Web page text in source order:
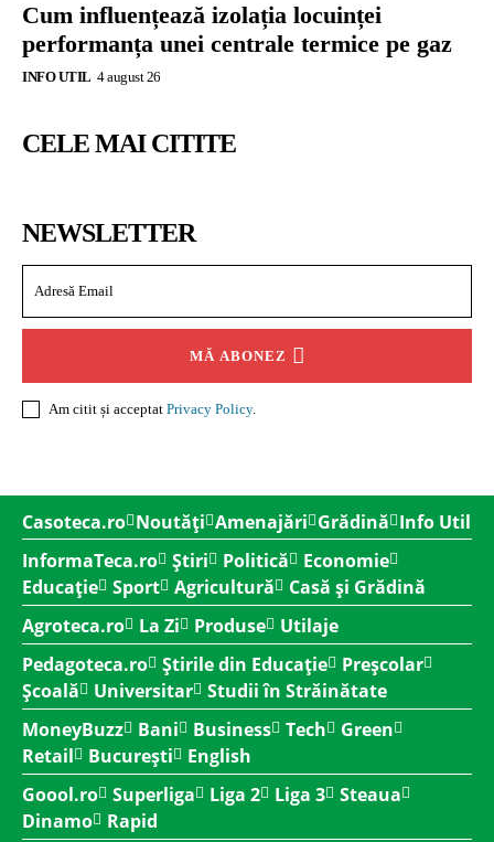
Cum influențează izolația locuinței
performanța unei centrale termice pe gaz
INFO UTIL 4 august 26
CELE MAI CITITE
NEWSLETTER
MĂ ABONEZ
Am citit și acceptat Privacy Policy.
Casoteca.ro Noutăți Amenajări Grădină Info Util
InformaTeca.ro Știri Politică
Economie
Educație Sport Agricultură
Casă și Grădină
Agroteca.ro
La Zi Produse
Utilaje
Pedagoteca.ro Știrile din Educație
Preșcolar
Școală
Universitar Studii în Străinătate
MoneyBuzz
Bani Business Tech
Green
Retail
București
English
Goool.ro Superliga Liga 2 Liga 3 Steaua
Dinamo
Rapid